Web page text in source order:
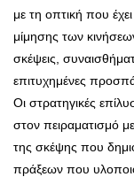
με τη οπτική που
μίμησης των
σκέψεις,
επιτυχημένες
Οι στρατηγικές
στον πειραματισμό
της σκέψης που
πράξεων που